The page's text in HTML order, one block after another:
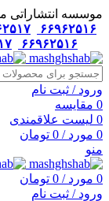
موسسه
۶۶۹۶۲۵۱۶
۶۶۹۶۲۵۱۶
ورود / ثبت نام
0 مقایسه
0 لیست علاقمندی
0 مورد /
0 تومان
منو
0 مورد /
0 تومان
ورود / ثبت نام